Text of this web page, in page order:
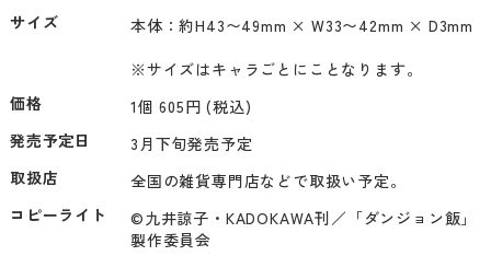
サイズ
本体：約H43〜49mm × W33〜42mm × D3mm
※サイズはキャラごとにことなります。
価格
1個 605円 (税込)
発売予定日
3月下旬発売予定
取扱店
全国の雑貨専門店などで取扱い予定。
コピーライト
©九井諒子・KADOKAWA刊／「ダンジョン飯」
製作委員会